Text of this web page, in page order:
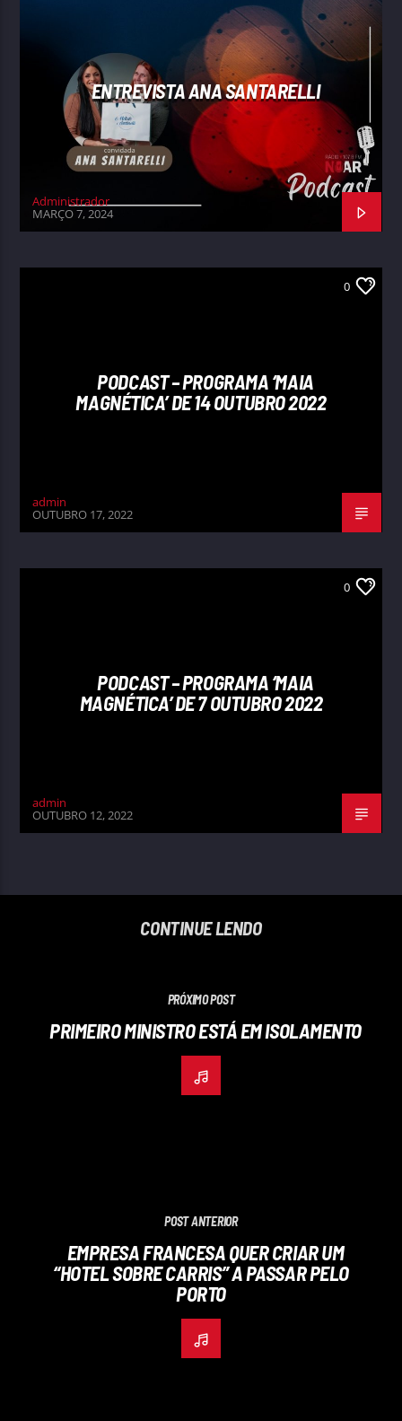
ENTREVISTA ANA SANTARELLI
Administrador
MARÇO 7, 2024
0
PODCAST – PROGRAMA ‘MAIA
MAGNÉTICA’ DE 14 OUTUBRO 2022
admin
OUTUBRO 17, 2022
0
PODCAST – PROGRAMA ‘MAIA
MAGNÉTICA’ DE 7 OUTUBRO 2022
admin
OUTUBRO 12, 2022
CONTINUE LENDO
PRÓXIMO POST
PRIMEIRO MINISTRO ESTÁ EM ISOLAMENTO
POST ANTERIOR
EMPRESA FRANCESA QUER CRIAR UM
“HOTEL SOBRE CARRIS” A PASSAR PELO
PORTO